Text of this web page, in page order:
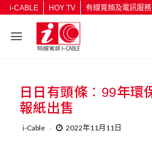
i-CABLE HOY TV 有線寬頻及電訊服務
日日有頭條︰99年環
報紙出售
i-Cable 2022年11月11日